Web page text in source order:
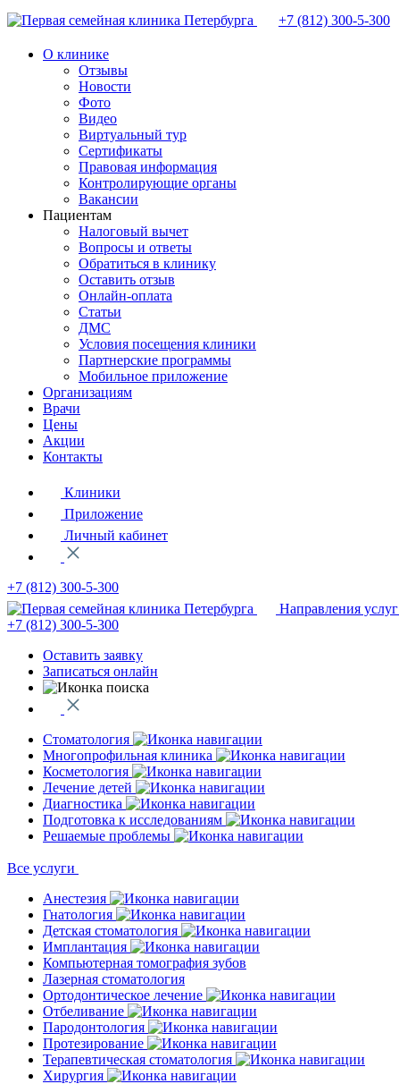
+7 (812) 300-5-300
О клинике
Отзывы
Новости
Фото
Видео
Виртуальный тур
Сертификаты
Правовая информация
Контролирующие органы
Вакансии
Пациентам
Налоговый вычет
Вопросы и ответы
Обратиться в клинику
Оставить отзыв
Онлайн-оплата
Статьи
ДМС
Условия посещения клиники
Партнерские программы
Мобильное приложение
Организациям
Врачи
Цены
Акции
Контакты
Клиники
Приложение
Личный кабинет
+7 (812) 300-5-300
Направления услуг
+7 (812) 300-5-300
Оставить заявку
Записаться онлайн
Стоматология
Многопрофильная клиника
Косметология
Лечение детей
Диагностика
Подготовка к исследованиям
Решаемые проблемы
Все услуги
Анестезия
Гнатология
Детская стоматология
Имплантация
Компьютерная томография зубов
Лазерная стоматология
Ортодонтическое лечение
Отбеливание
Пародонтология
Протезирование
Терапевтическая стоматология
Хирургия